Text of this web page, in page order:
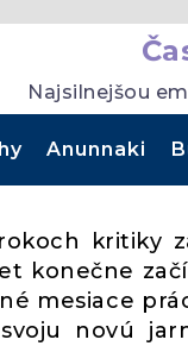
Najsilnejšou
Anunnaki
kritiky
konečne
mesiace
novú